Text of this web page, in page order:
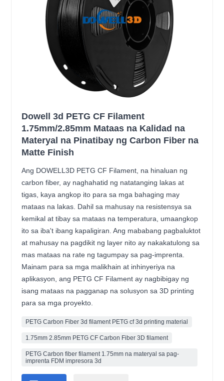
Dowell 3d PETG CF Filament
1.75mm/2.85mm Mataas na Kalidad na
Materyal na Pinatibay ng Carbon Fiber na
Matte Finish
Ang DOWELL3D PETG CF Filament, na hinaluan ng
carbon fiber, ay naghahatid ng natatanging lakas at
tigas, kaya angkop ito para sa mga bahaging may
mataas na lakas. Dahil sa mahusay na resistensya sa
kemikal at tibay sa mataas na temperatura, umaangkop
ito sa iba't ibang kapaligiran. Ang mababang pagbaluktot
at mahusay na pagdikit ng layer nito ay nakakatulong sa
mas mataas na rate ng tagumpay sa pag-imprenta.
Mainam para sa mga malikhain at inhinyeriya na
aplikasyon, ang PETG CF Filament ay nagbibigay ng
isang mataas na pagganap na solusyon sa 3D printing
para sa mga proyekto.
PETG Carbon Fiber 3d filament PETG cf 3d printing material
1.75mm 2.85mm PETG CF Carbon Fiber 3D filament
PETG Carbon fiber filament 1.75mm na materyal sa pag-
imprenta FDM impresora 3d